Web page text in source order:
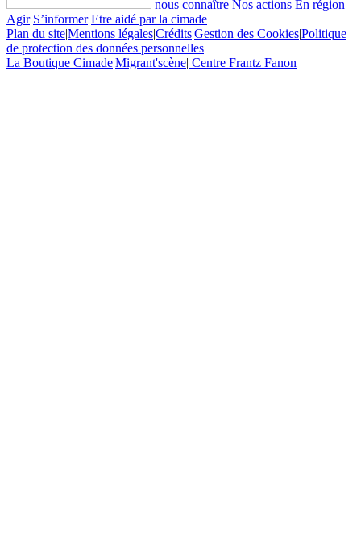
nous connaître Nos actions En région
Agir S’informer Etre aidé par la cimade
Plan du site|Mentions légales|Crédits|Gestion des Cookies|Politique
de protection des données personnelles
La Boutique Cimade|Migrant'scène| Centre Frantz Fanon